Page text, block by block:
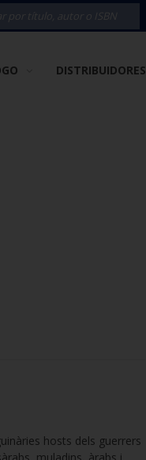
DISTRIBUIDORES
hosts dels guerrers